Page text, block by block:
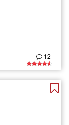
12